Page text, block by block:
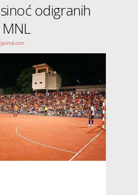
odigranih